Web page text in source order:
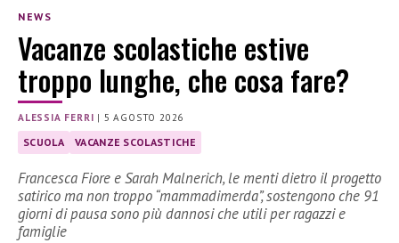
NEWS
Vacanze scolastiche estive
troppo lunghe, che cosa fare?
ALESSIA FERRI | 5 AGOSTO 2026
SCUOLA VACANZE SCOLASTICHE
Francesca Fiore e Sarah Malnerich, le menti dietro il progetto
satirico ma non troppo “mammadimerda”, sostengono che 91
giorni di pausa sono più dannosi che utili per ragazzi e
famiglie